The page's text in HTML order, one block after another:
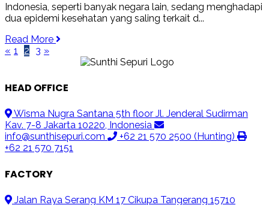
Indonesia, seperti banyak negara lain, sedang menghadapi
dua epidemi kesehatan yang saling terkait d...
Read More
« Previous
1 2 3 »Next
HEAD OFFICE
Wisma Nugra Santana 5th floor Jl. Jenderal Sudirman
Kav. 7-8 Jakarta 10220, Indonesia
info@sunthisepuri.com
+62 21 570 2500 (Hunting)
+62 21 570 7151
FACTORY
Jalan Raya Serang KM 17 Cikupa Tangerang 15710